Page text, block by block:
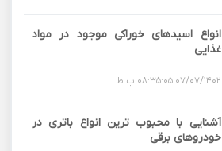
انواع اسیدهای خوراکی موجود در مواد
غذایی
07/07/1402 08:35:05 ب.ظ
آشنایی با محبوب ترین انواع باتری در
خودروهای برقی